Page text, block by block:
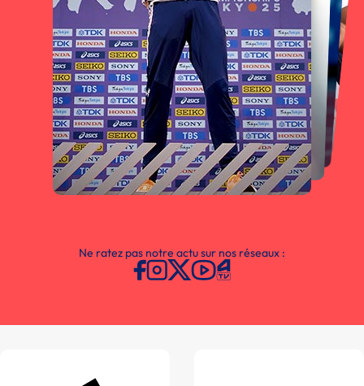
Ne ratez pas notre actu sur nos réseaux :